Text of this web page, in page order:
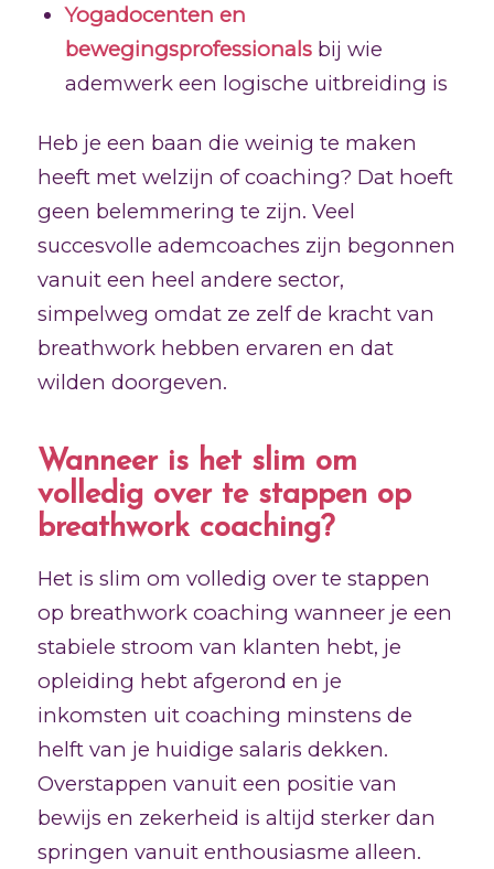
Yogadocenten en
bewegingsprofessionalsbij wie
ademwerk een logische uitbreiding is
Heb je een baan die weinig te maken
heeft met welzijn of coaching? Dat hoeft
geen belemmering te zijn. Veel
succesvolle ademcoaches zijn begonnen
vanuit een heel andere sector,
simpelweg omdat ze zelf de kracht van
breathwork hebben ervaren en dat
wilden doorgeven.
Wanneer is het slim om
volledig over te stappen op
breathwork coaching?
Het is slim om volledig over te stappen
op breathwork coaching wanneer je een
stabiele stroom van klanten hebt, je
opleiding hebt afgerond en je
inkomsten uit coaching minstens de
helft van je huidige salaris dekken.
Overstappen vanuit een positie van
bewijs en zekerheid is altijd sterker dan
springen vanuit enthousiasme alleen.